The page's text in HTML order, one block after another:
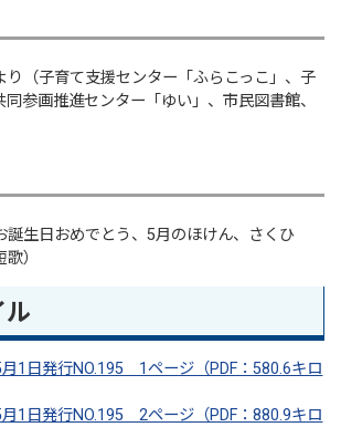
り（子育て支援センター「ふらこっこ」、子
参画推進センター「ゆい」、市民図書館、
誕生日おめでとう、5月のほけん、さくひ
）
ル
1日発行NO.195 1ページ（PDF：580.6キロ
1日発行NO.195 2ページ（PDF：880.9キロ